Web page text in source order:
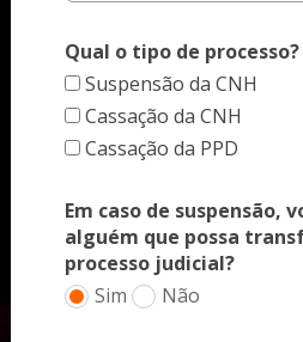
Qual o tipo de processo?
Suspensão da CNH
Cassação da CNH
Cassação da PPD
Em caso de suspensão,
alguém que possa
processo judicial?
Sim
Não